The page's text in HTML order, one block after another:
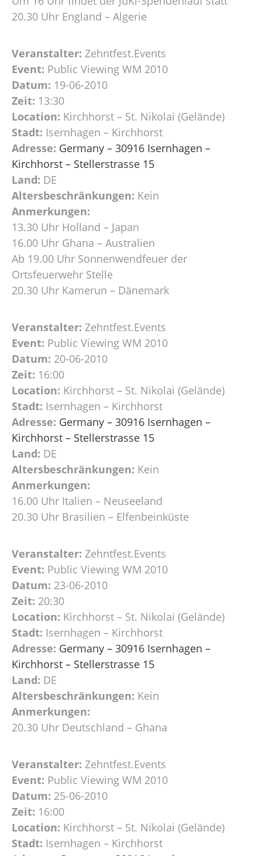
20.30 Uhr England – Algerie
Veranstalter: Zehntfest.Events
Event: Public Viewing WM 2010
Datum: 19-06-2010
Zeit: 13:30
Location: Kirchhorst – St. Nikolai (Gelände)
Stadt: Isernhagen – Kirchhorst
Adresse: Germany – 30916 Isernhagen –
Kirchhorst – Stellerstrasse 15
Land: DE
Altersbeschränkungen: Kein
Anmerkungen:
13.30 Uhr Holland – Japan
16.00 Uhr Ghana – Australien
Ab 19.00 Uhr Sonnenwendfeuer der
Ortsfeuerwehr Stelle
20.30 Uhr Kamerun – Dänemark
Veranstalter: Zehntfest.Events
Event: Public Viewing WM 2010
Datum: 20-06-2010
Zeit: 16:00
Location: Kirchhorst – St. Nikolai (Gelände)
Stadt: Isernhagen – Kirchhorst
Adresse: Germany – 30916 Isernhagen –
Kirchhorst – Stellerstrasse 15
Land: DE
Altersbeschränkungen: Kein
Anmerkungen:
16.00 Uhr Italien – Neuseeland
20.30 Uhr Brasilien – Elfenbeinküste
Veranstalter: Zehntfest.Events
Event: Public Viewing WM 2010
Datum: 23-06-2010
Zeit: 20:30
Location: Kirchhorst – St. Nikolai (Gelände)
Stadt: Isernhagen – Kirchhorst
Adresse: Germany – 30916 Isernhagen –
Kirchhorst – Stellerstrasse 15
Land: DE
Altersbeschränkungen: Kein
Anmerkungen:
20.30 Uhr Deutschland – Ghana
Veranstalter: Zehntfest.Events
Event: Public Viewing WM 2010
Datum: 25-06-2010
Zeit: 16:00
Location: Kirchhorst – St. Nikolai (Gelände)
Stadt: Isernhagen – Kirchhorst